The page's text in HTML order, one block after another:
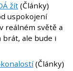
žít(Články)
uspokojení
reálném světě a
ale bude i
(Články)